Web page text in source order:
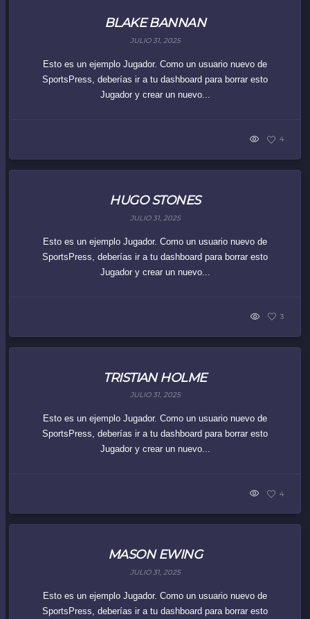
BLAKE BANNAN
JULIO 31, 2025
Esto es un ejemplo Jugador. Como un usuario nuevo de
SportsPress, deberías ir a tu dashboard para borrar esto
Jugador y crear un nuevo...
4
HUGO STONES
JULIO 31, 2025
Esto es un ejemplo Jugador. Como un usuario nuevo de
SportsPress, deberías ir a tu dashboard para borrar esto
Jugador y crear un nuevo...
3
TRISTIAN HOLME
JULIO 31, 2025
Esto es un ejemplo Jugador. Como un usuario nuevo de
SportsPress, deberías ir a tu dashboard para borrar esto
Jugador y crear un nuevo...
4
MASON EWING
JULIO 31, 2025
Esto es un ejemplo Jugador. Como un usuario nuevo de
SportsPress, deberías ir a tu dashboard para borrar esto